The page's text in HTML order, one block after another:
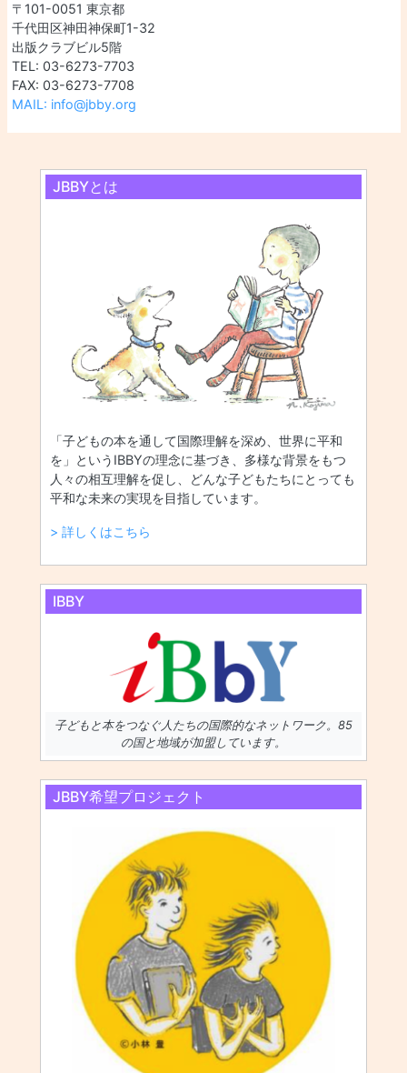
〒101-0051 東京都
千代田区神田神保町1-32
出版クラブビル5階
TEL: 03-6273-7703
FAX: 03-6273-7708
MAIL: info@jbby.org
JBBYとは
「子どもの本を通して国際理解を深め、世界に平和
を」というIBBYの理念に基づき、多様な背景をもつ
人々の相互理解を促し、どんな子どもたちにとっても
平和な未来の実現を目指しています。
> 詳しくはこちら
IBBY
子どもと本をつなぐ人たちの国際的なネットワーク。85
の国と地域が加盟しています。
JBBY希望プロジェクト